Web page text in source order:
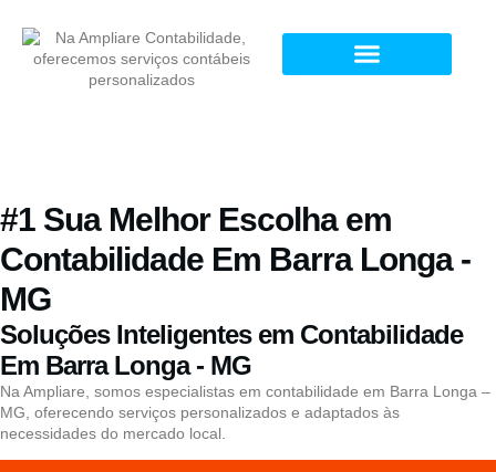
#1 Sua Melhor Escolha em
Contabilidade Em Barra Longa -
MG
Soluções Inteligentes em Contabilidade
Em Barra Longa - MG
Na Ampliare, somos especialistas em contabilidade em Barra Longa –
MG, oferecendo serviços personalizados e adaptados às
necessidades do mercado local.